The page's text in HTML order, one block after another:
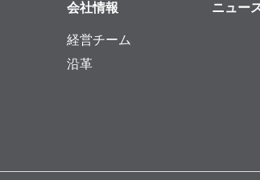
会社情報
経営チーム
沿革
ニュー